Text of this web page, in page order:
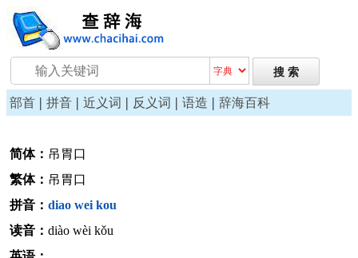
部首 | 拼音 | 近义词 | 反义词 | 语造 | 辞海百科
简体： 吊胃口
繁体： 吊胃口
拼音： diao wei kou
读音： diào wèi kǒu